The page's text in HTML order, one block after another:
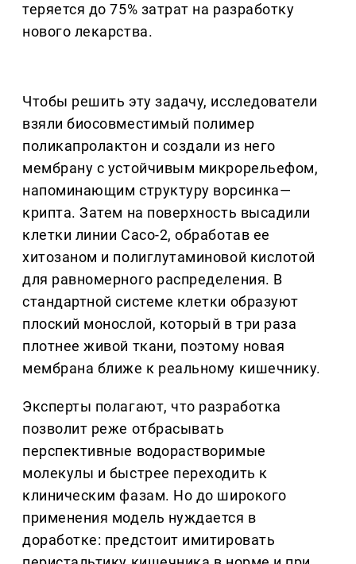
теряется до 75% затрат на разработку
нового лекарства.
Чтобы решить эту задачу, исследователи
взяли биосовместимый полимер
поликапролактон и создали из него
мембрану с устойчивым микрорельефом,
напоминающим структуру ворсинка—
крипта. Затем на поверхность высадили
клетки линии Caco-2, обработав ее
хитозаном и полиглутаминовой кислотой
для равномерного распределения. В
стандартной системе клетки образуют
плоский монослой, который в три раза
плотнее живой ткани, поэтому новая
мембрана ближе к реальному кишечнику.
Эксперты полагают, что разработка
позволит реже отбрасывать
перспективные водорастворимые
молекулы и быстрее переходить к
клиническим фазам. Но до широкого
применения модель нуждается в
доработке: предстоит имитировать